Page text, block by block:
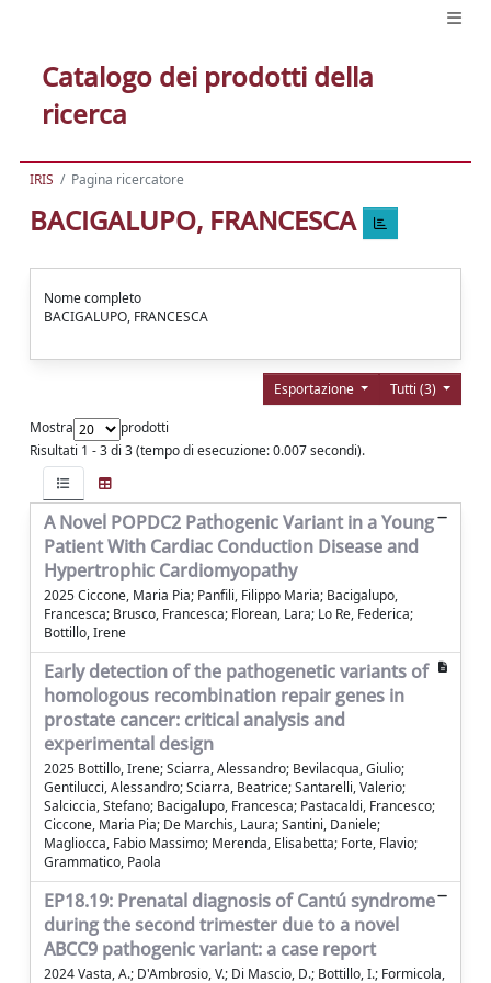
Catalogo dei prodotti della
ricerca
IRIS Pagina ricercatore
BACIGALUPO, FRANCESCA
Nome completo
BACIGALUPO, FRANCESCA
Tutti (3)
Esportazione
Mostra
prodotti
Risultati 1 - 3 di 3 (tempo di esecuzione: 0.007 secondi).
A Novel POPDC2 Pathogenic Variant in a Young
Patient With Cardiac Conduction Disease and
Hypertrophic Cardiomyopathy
2025 Ciccone, Maria Pia; Panfili, Filippo Maria; Bacigalupo,
Francesca; Brusco, Francesca; Florean, Lara; Lo Re, Federica;
Bottillo, Irene
Early detection of the pathogenetic variants of
homologous recombination repair genes in
prostate cancer: critical analysis and
experimental design
2025 Bottillo, Irene; Sciarra, Alessandro; Bevilacqua, Giulio;
Gentilucci, Alessandro; Sciarra, Beatrice; Santarelli, Valerio;
Salciccia, Stefano; Bacigalupo, Francesca; Pastacaldi, Francesco;
Ciccone, Maria Pia; De Marchis, Laura; Santini, Daniele;
Magliocca, Fabio Massimo; Merenda, Elisabetta; Forte, Flavio;
Grammatico, Paola
EP18.19: Prenatal diagnosis of Cantú syndrome
during the second trimester due to a novel
ABCC9 pathogenic variant: a case report
2024 Vasta, A.; D'Ambrosio, V.; Di Mascio, D.; Bottillo, I.; Formicola,